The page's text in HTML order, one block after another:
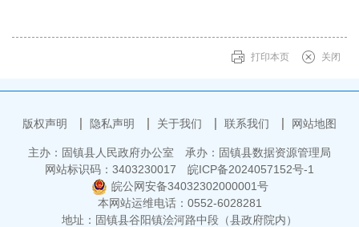
打印本页 关闭
版权声明 隐私声明 关于我们 联系我们 网站地图
主办：固镇县人民政府办公室
承办：固镇县数据资源管理局
网站标识码：3403230017
皖ICP备2024057152号-1
皖公网安备34032302000001号
本网站运维电话：0552-6028281
地址：固镇县谷阳镇浍河路中段（县政府院内）